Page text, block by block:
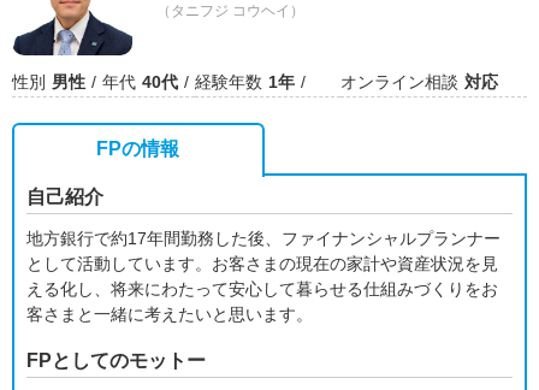
（タニフジ コウヘイ）
性別 男性 年代 40代 経験年数 1年 オンライン相談 対応
FPの情報
自己紹介
地方銀行で約17年間勤務した後、ファイナンシャルプランナー
として活動しています。お客さまの現在の家計や資産状況を見
える化し、将来にわたって安心して暮らせる仕組みづくりをお
客さまと一緒に考えたいと思います。
FPとしてのモットー